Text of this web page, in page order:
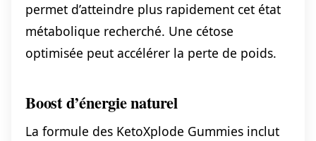
permet d’atteindre plus rapidement cet état
métabolique recherché. Une cétose
optimisée peut accélérer la perte de poids.
Boost d’énergie naturel
La formule des KetoXplode Gummies inclut